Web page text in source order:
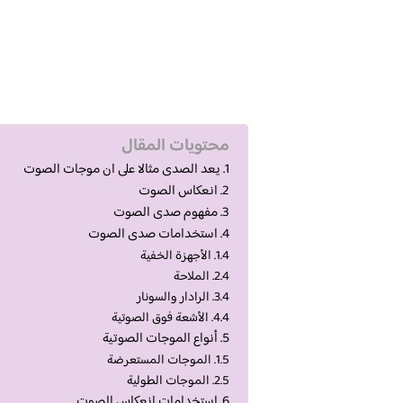
محتويات المقال
يعد الصدى مثالا على ان موجات الصوت
انعكاس الصوت
مفهوم صدى الصوت
استخدامات صدى الصوت
الأجهزة الخفية
الملاحة
الرادار والسونار
الأشعة فوق الصوتية
أنواع الموجات الصوتية
الموجات المستعرضة
الموجات الطولية